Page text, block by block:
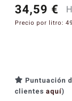
34,59 €
Precio por litro:
Premium
cantidad
Puntuación
clientes aquí)